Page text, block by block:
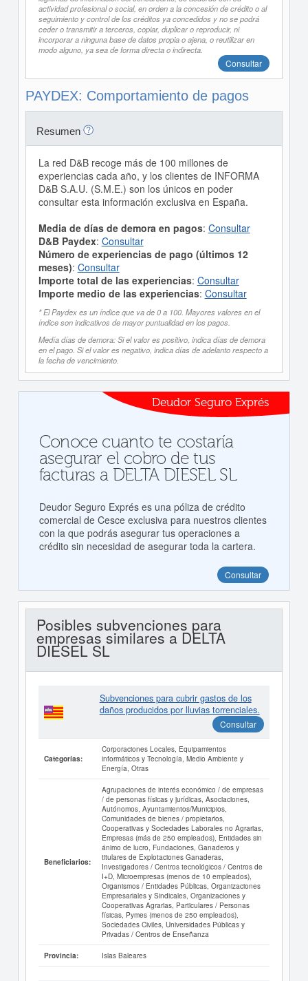
actividad profesional o social, en orden a la concesión de crédito o al
seguimiento y control de los créditos ya concedidos y no se podrá
ceder o transmitir a terceros, copiar, duplicar o reproducir, ni
incorporar a ninguna base de datos propia o ajena, o reutilizar en
modo alguno, ya sea de forma directa o indirecta.
Consultar
PAYDEX: Comportamiento de pagos
Resumen
La red D&B recoge más de 100 millones de
experiencias cada año, y los clientes de INFORMA
D&B S.A.U. (S.M.E.) son los únicos en poder
consultar esta información exclusiva en España.
Media de días de demora en pagos: Consultar
D&B Paydex: Consultar
Número de experiencias de pago (últimos 12
meses): Consultar
Importe total de las experiencias: Consultar
Importe medio de las experiencias: Consultar
* El Paydex es un índice que va de 0 a 100. Mayores valores en el
índice son indicativos de mayor puntualidad en los pagos.
Medía días de demora: Si el valor es positivo, indica días de demora
en el pago. Si el valor es negativo, indica días de adelanto respecto a
la fecha de vencimiento.
Deudor Seguro Exprés
Conoce cuanto te costaría
asegurar el cobro de tus
facturas a DELTA DIESEL SL
Deudor Seguro Exprés es una póliza de crédito
comercial de Cesce exclusiva para nuestros clientes
con la que podrás asegurar tus operaciones a
crédito sin necesidad de asegurar toda la cartera.
Consultar
Posibles subvenciones para
empresas similares a DELTA
DIESEL SL
Subvenciones para cubrir gastos de los
daños producidos por lluvias torrenciales.
Consultar
Categorías:
Corporaciones Locales, Equipamientos
informáticos y Tecnología, Medio Ambiente y
Energía, Otras
Beneficiarios:
Agrupaciones de interés económico / de empresas
/ de personas físicas y jurídicas, Asociaciones,
Autónomos, Ayuntamientos/Municipios,
Comunidades de bienes / propietarios,
Cooperativas y Sociedades Laborales no Agrarias,
Empresas (más de 250 empleados), Entidades sin
ánimo de lucro, Fundaciones, Ganaderos y
titulares de Explotaciones Ganaderas,
Investigadores / Centros tecnológicos / Centros de
I+D, Microempresas (menos de 10 empleados),
Organismos / Entidades Públicas, Organizaciones
Empresariales y Sindicales, Organizaciones y
Cooperativas Agrarias, Particulares / Personas
físicas, Pymes (menos de 250 empleados),
Sociedades Civiles, Universidades Públicas y
Privadas / Centros de Enseñanza
Provincia: Islas Baleares